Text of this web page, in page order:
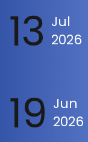
13 Jul
2026
19 Jun
2026